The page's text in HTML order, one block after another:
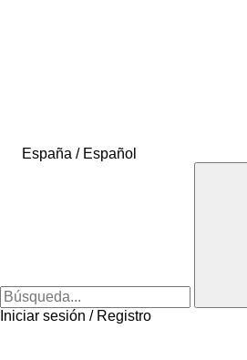
España / Español
Iniciar sesión / Registro